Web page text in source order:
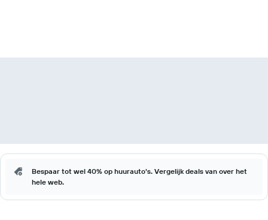
Bespaar tot wel 40% op huurauto's. Vergelijk deals van over het
hele web.